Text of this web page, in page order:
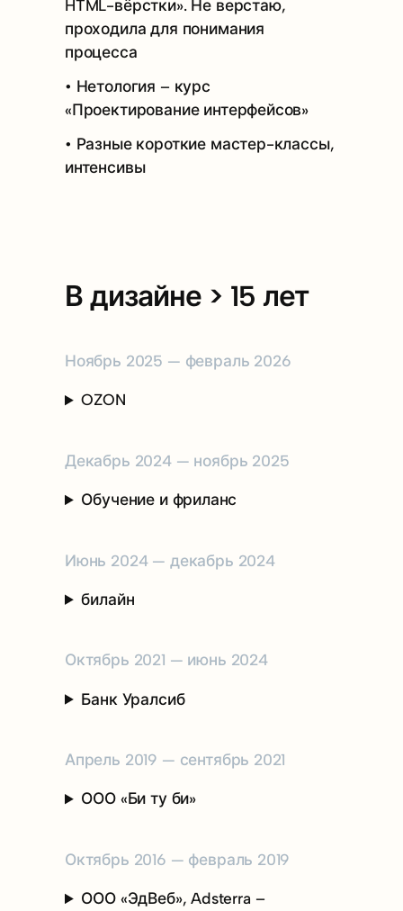
HTML-вёрстки». Не верстаю,
проходила для понимания
процесса
• Нетология – курс
«Проектирование интерфейсов»
• Разные короткие мастер-классы,
интенсивы
В дизайне > 15 лет
Ноябрь 2025 — февраль 2026
OZON
Декабрь 2024 — ноябрь 2025
Обучение и фриланс
Июнь 2024 — декабрь 2024
билайн
Октябрь 2021 — июнь 2024
Банк Уралсиб
Апрель 2019 — сентябрь 2021
ООО «Би ту би»
Октябрь 2016 — февраль 2019
ООО «ЭдВеб», Adsterra –